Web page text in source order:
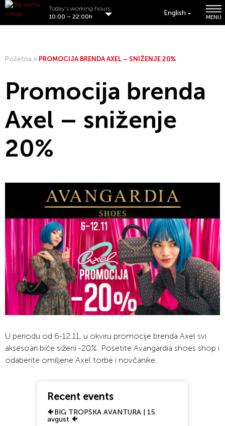
English
MENU
Today's working hours:
10:00 – 22:00h
Početna > PROMOCIJA BRENDA AXEL – SNIŽENJE 20%
Promocija brenda
Axel – sniženje
20%
U periodu od 6-12.11. u okviru promocije brenda Axel svi
aksesoari biće siženi -20%. Posetite Avangardia shoes shop i
odaberite omiljene Axel torbe i novčanike.
Recent events
🐠BIG TROPSKA AVANTURA | 15.
avgust 🐠